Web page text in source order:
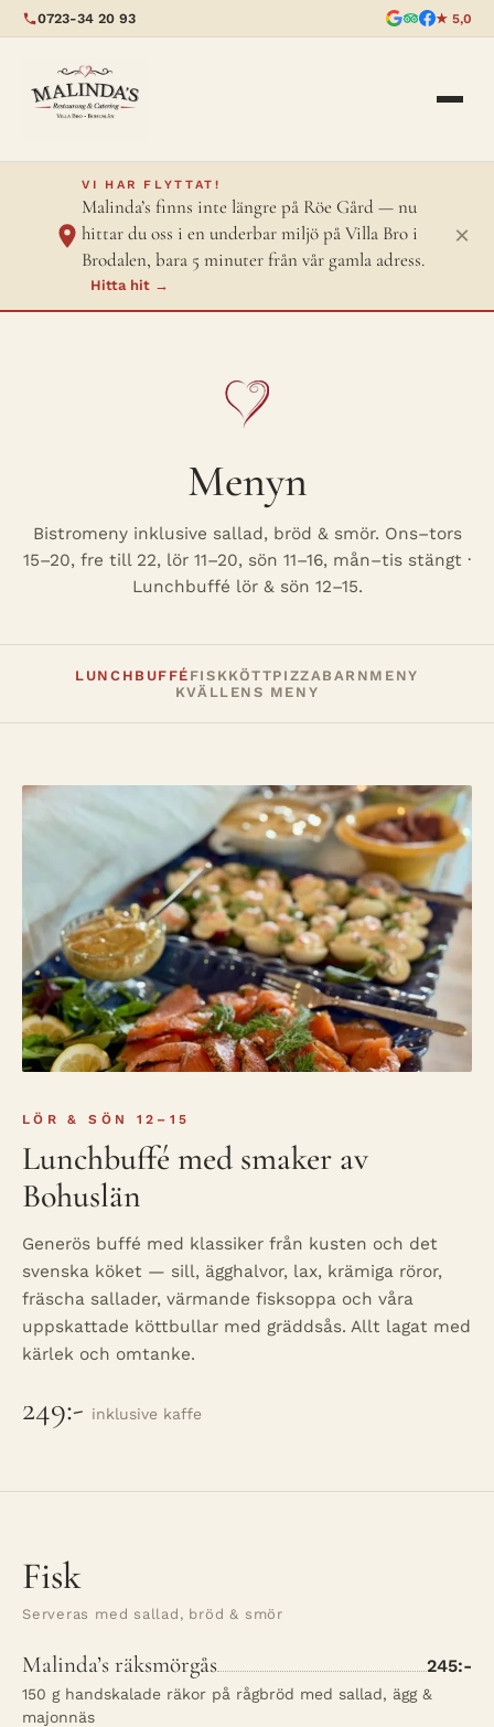
0723-34 20 93 ★ 5,0
VI HAR FLYTTAT!
Malinda’s finns inte längre på Röe Gård — nu
hittar du oss i en underbar miljö på Villa Bro i
Brodalen, bara 5 minuter från vår gamla adress.
Hitta hit →
×
Menyn
Bistromeny inklusive sallad, bröd & smör. Ons–tors
15–20, fre till 22, lör 11–20, sön 11–16, mån–tis stängt ·
Lunchbuffé lör & sön 12–15.
LUNCHBUFFÉ FISKKÖTTPIZZABARNMENY
KVÄLLENS MENY
LÖR & SÖN 12–15
Lunchbuffé med smaker av
Bohuslän
Generös buffé med klassiker från kusten och det
svenska köket — sill, ägghalvor, lax, krämiga röror,
fräscha sallader, värmande fisksoppa och våra
uppskattade köttbullar med gräddsås. Allt lagat med
kärlek och omtanke.
249:- inklusive kaffe
Fisk
Serveras med sallad, bröd & smör
Malinda’s räksmörgås 245:-
150 g handskalade räkor på rågbröd med sallad, ägg &
majonnäs